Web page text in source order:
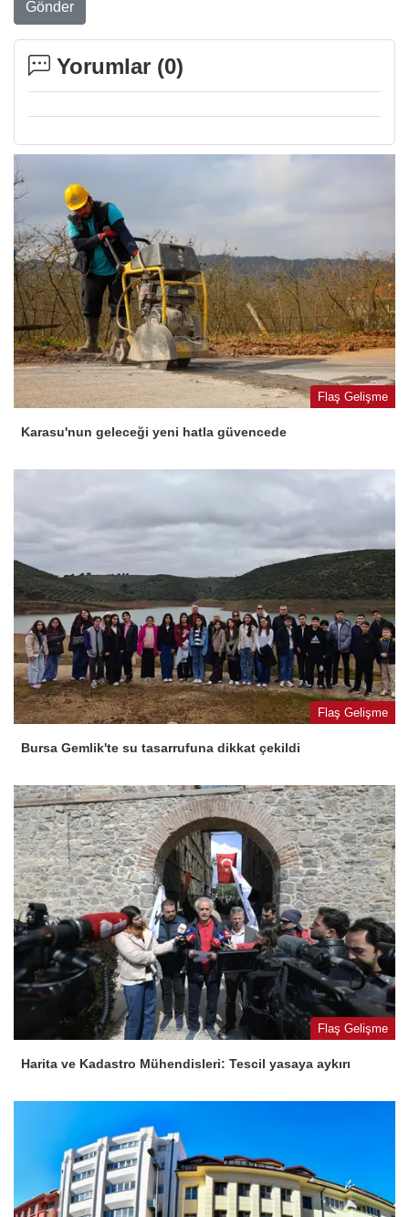
Gönder
Yorumlar (0)
Flaş Gelişme
Karasu'nun geleceği yeni hatla güvencede
Flaş Gelişme
Bursa Gemlik'te su tasarrufuna dikkat çekildi
Flaş Gelişme
Harita ve Kadastro Mühendisleri: Tescil yasaya aykırı